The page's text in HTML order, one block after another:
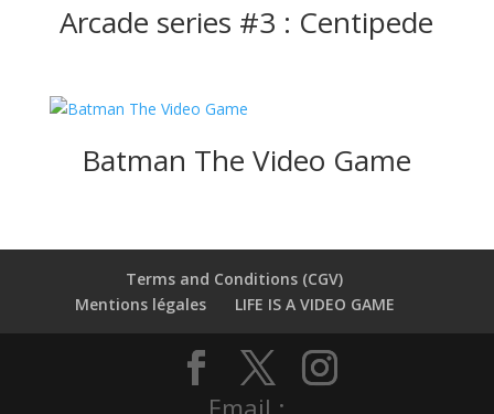
Arcade series #3 : Centipede
Batman The Video Game
Terms and Conditions (CGV)
Mentions légales
LIFE IS A VIDEO GAME